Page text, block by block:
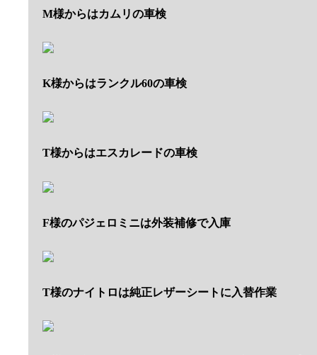
M様からはカムリの車検
K様からはランクル60の車検
T様からはエスカレードの車検
F様のパジェロミニは外装補修で入庫
T様のナイトロは純正レザーシートに入替作業